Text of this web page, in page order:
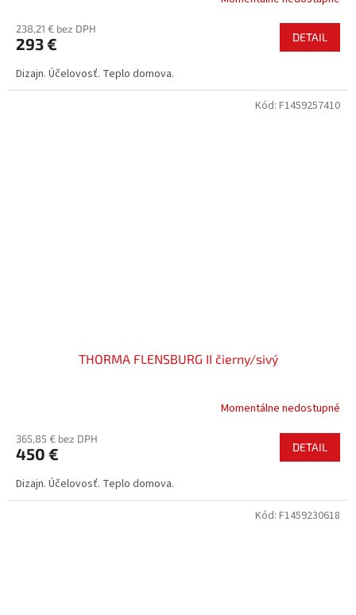
238,21 € bez DPH
293 € DETAIL
Dizajn. Účelovosť. Teplo domova.
THORMA FLENSBURG II čierny/sivý
Momentálne nedostupné
365,85 € bez DPH
450 € DETAIL
Dizajn. Účelovosť. Teplo domova.
Kód: F1459257410
Kód: F1459230618